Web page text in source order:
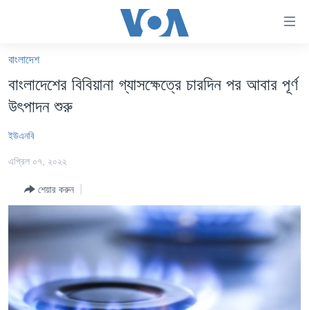
যান।
প্রধান
যান
যান
ভারত
দক্ষিণ-এশিয়া
টেলিভিশন
ভিডিও
বাংলাদেশ
বাংলাদেশের বিবিয়ানা গ্যাসক্ষেত্রে চারদিন পর আবার পূর্ণ
উৎপাদন শুরু
ইউএনবি
এপ্রিল ০৭, ২০২২
শেয়ার করুন